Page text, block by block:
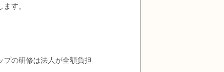
す。
の研修は法人が全額負担